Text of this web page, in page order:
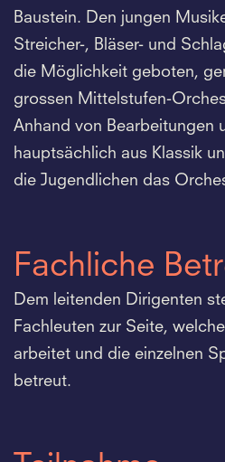
Baustein. Den jungen
Streicher-, Bläser- und
die Möglichkeit geboten,
grossen Mittelstufen-
Anhand von Bearbeitungen
hauptsächlich aus Klassik
die Jugendlichen das
Fachliche
Dem leitenden Dirigenten
Fachleuten zur Seite,
arbeitet und die einzelnen
betreut.